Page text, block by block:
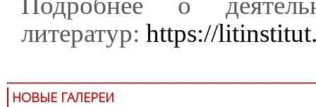
литератур: https://
НОВЫЕ ГАЛЕРЕИ